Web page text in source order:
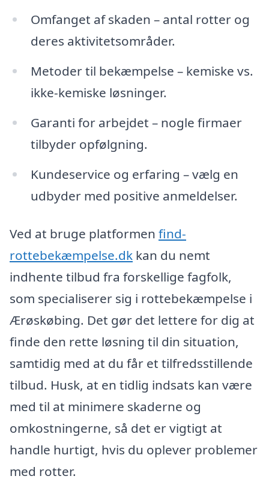
Omfanget af skaden – antal rotter og
deres aktivitetsområder.
Metoder til bekæmpelse – kemiske vs.
ikke-kemiske løsninger.
Garanti for arbejdet – nogle firmaer
tilbyder opfølgning.
Kundeservice og erfaring – vælg en
udbyder med positive anmeldelser.
Ved at bruge platformen find-
rottebekæmpelse.dk kan du nemt
indhente tilbud fra forskellige fagfolk,
som specialiserer sig i rottebekæmpelse i
Ærøskøbing. Det gør det lettere for dig at
finde den rette løsning til din situation,
samtidig med at du får et tilfredsstillende
tilbud. Husk, at en tidlig indsats kan være
med til at minimere skaderne og
omkostningerne, så det er vigtigt at
handle hurtigt, hvis du oplever problemer
med rotter.